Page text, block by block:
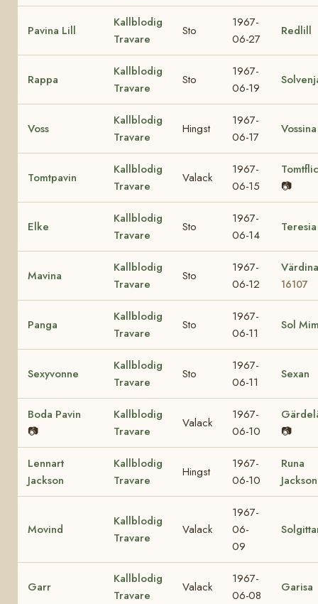
Pavina Lill
Kallblodig
Travare
Sto
1967-
06-27
Redlill
Rappa
Kallblodig
Travare
Sto
1967-
06-19
Voss
Kallblodig
Travare
Hingst
1967-
06-17
Vossina
Tomtpavin
Kallblodig
Travare
Valack
1967-
06-15
📷
Elke
Kallblodig
Travare
Sto
1967-
06-14
Teresia
Mavina
Kallblodig
Travare
Sto
1967-
06-12
Värdina
16107
Panga
Kallblodig
Travare
Sto
1967-
06-11
Sol
Sexyvonne
Kallblodig
Travare
Sto
1967-
06-11
Sexan
Boda Pavin
📷
Kallblodig
Travare
Valack
1967-
06-10
📷
Lennart
Jackson
Kallblodig
Travare
Hingst
1967-
06-10
Runa
Jackson
Movind
Kallblodig
Travare
Valack
1967-
06-
09
Garr
Kallblodig
Travare
Valack
1967-
06-08
Garisa